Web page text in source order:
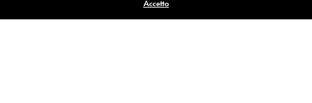
Per cambiare ci vuole coraggio
8 Ottobre 2018
Accetto